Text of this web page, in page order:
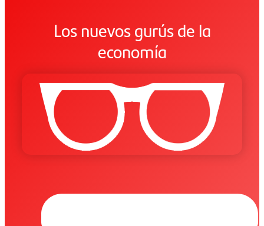
Los nuevos gurús de la
economía